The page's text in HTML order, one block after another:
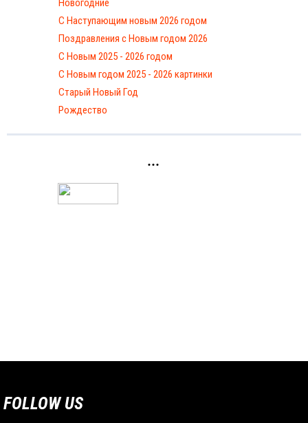
С Наступающим новым 2026 годом
Поздравления с Новым годом 2026
С Новым 2025 - 2026 годом
C Новым годом 2025 - 2026 картинки
Старый Новый Год
Рождество
...
FOLLOW US